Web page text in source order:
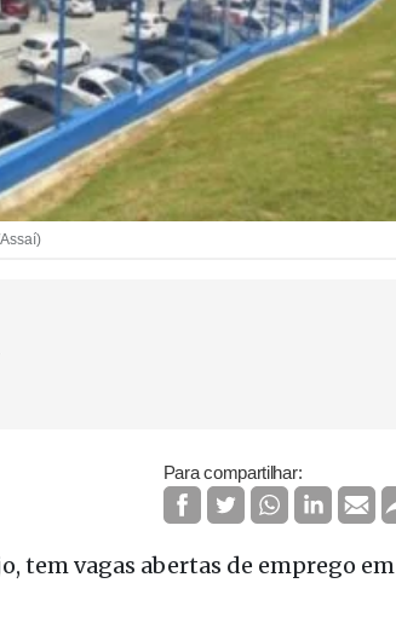
Para compartilhar:
tem vagas abertas de emprego em